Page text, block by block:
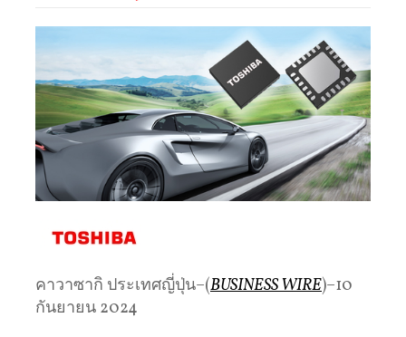
คาวาซากิ ประเทศญี่ปุ่น–(BUSINESS WIRE)–10
กันยายน 2024